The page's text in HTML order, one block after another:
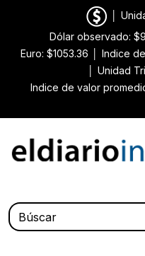
Dólar observado:
Euro: $1053.36
Indice
Unidad
Indice de valor